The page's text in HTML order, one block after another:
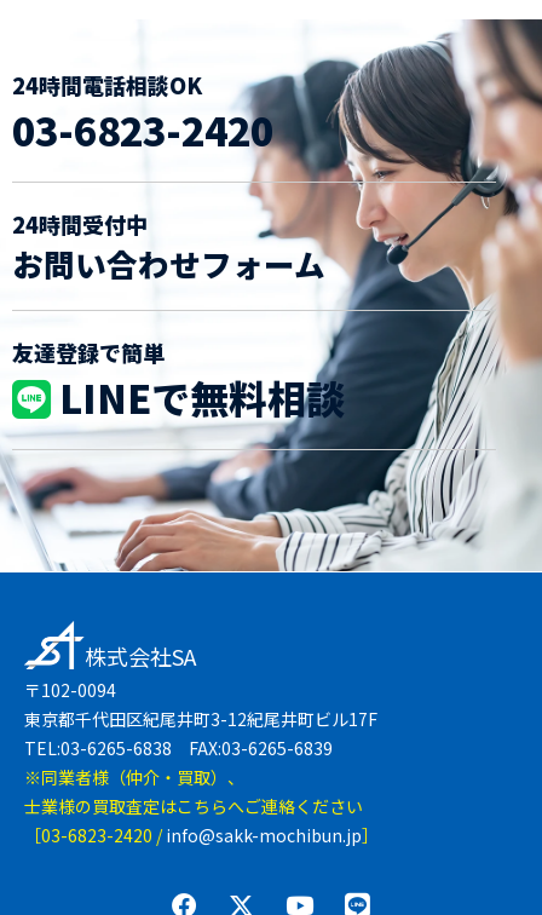
24時間電話相談OK
03-6823-2420
24時間受付中
お問い合わせフォーム
友達登録で簡単
LINEで無料相談
株式会社SA
〒102-0094
東京都千代田区紀尾井町3-12紀尾井町ビル17F
TEL:03-6265-6838 FAX:03-6265-6839
※同業者様（仲介・買取）、
士業様の買取査定はこちらへご連絡ください
［03-6823-2420 /info@sakk-mochibun.jp］